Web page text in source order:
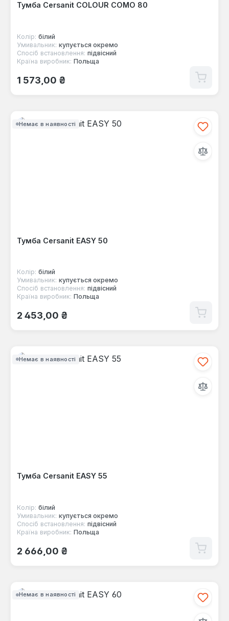
Тумба Cersanit COLOUR COMO 80
Колір: білий
Умивальник: купується окремо
Спосіб встановлення: підвісний
Країна виробник: Польща
Звичайна ціна:
1 573,00 ₴
Немає в наявності
Тумба Cersanit EASY 50
Колір: білий
Умивальник: купується окремо
Спосіб встановлення: підвісний
Країна виробник: Польща
Звичайна ціна:
2 453,00 ₴
Немає в наявності
Тумба Cersanit EASY 55
Колір: білий
Умивальник: купується окремо
Спосіб встановлення: підвісний
Країна виробник: Польща
Звичайна ціна:
2 666,00 ₴
Немає в наявності